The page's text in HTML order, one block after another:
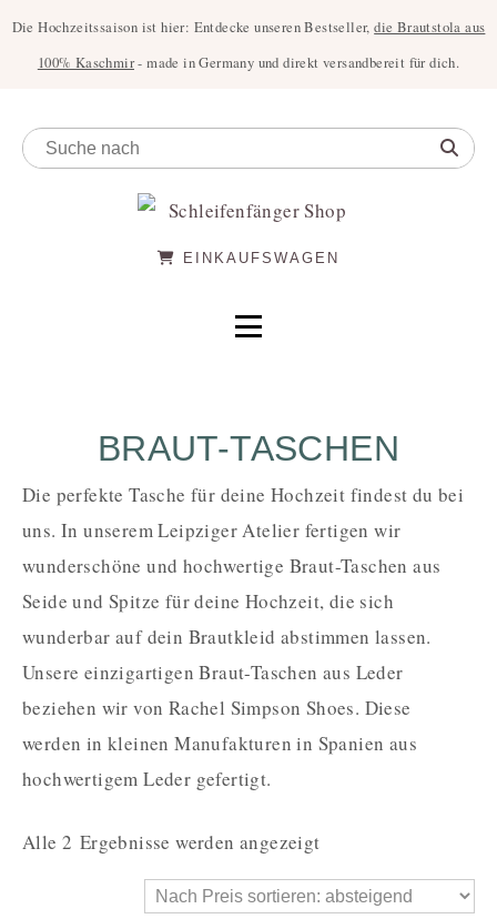
Die Hochzeitssaison ist hier: Entdecke unseren Bestseller,die Brautstola aus
100% Kaschmir- made in Germany und direkt versandbereit für dich.
EINKAUFSWAGEN
BRAUT-TASCHEN
Die perfekte Tasche für deine Hochzeit findest du bei
uns. In unserem Leipziger Atelier fertigen wir
wunderschöne und hochwertige Braut-Taschen aus
Seide und Spitze für deine Hochzeit, die sich
wunderbar auf dein Brautkleid abstimmen lassen.
Unsere einzigartigen Braut-Taschen aus Leder
beziehen wir von Rachel Simpson Shoes. Diese
werden in kleinen Manufakturen in Spanien aus
hochwertigem Leder gefertigt.
Alle 2 Ergebnisse werden angezeigt